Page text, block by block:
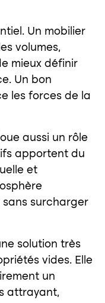
Un mobilier
volumes,
mieux définir
Un bon
les forces de la
aussi un rôle
apportent du
et
surcharger
solution très
vides. Elle
un
attrayant,